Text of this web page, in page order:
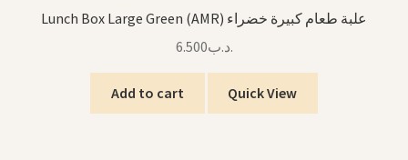
Lunch Box Large Green (AMR) علبة طعام كبيرة خضراء
.د.ب6.500
Add to cart Quick View